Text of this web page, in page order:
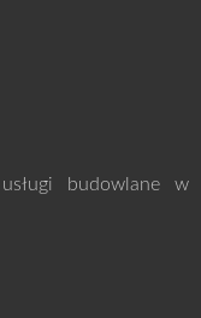
budowlane w